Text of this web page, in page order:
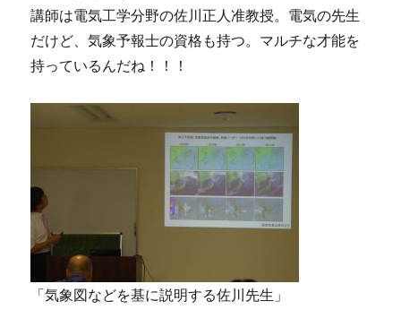
講師は電気工学分野の佐川正人准教授。電気の先生
だけど、気象予報士の資格も持つ。マルチな才能を
持っているんだね！！！
「気象図などを基に説明する佐川先生」